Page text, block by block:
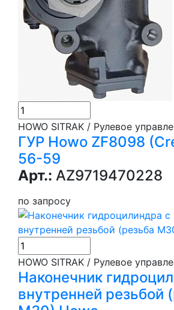
HOWO SITRAK / Рулевое
ГУР Howo ZF8098
56-59
Арт.: AZ9719470228
по запросу
HOWO SITRAK / Рулевое
Наконечник
внутренней резьбой